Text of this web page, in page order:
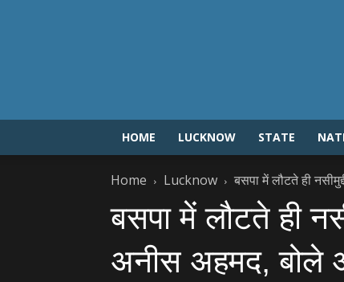
HOME LUCKNOW STATE
Home Lucknow बसपा में लौटते ही
बसपा में लौटते ही
अनीस अहमद, बोले